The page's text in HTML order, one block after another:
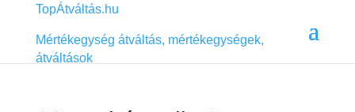
TopÁtváltás.hu
Mértékegység átváltás, mértékegységek,
átváltások